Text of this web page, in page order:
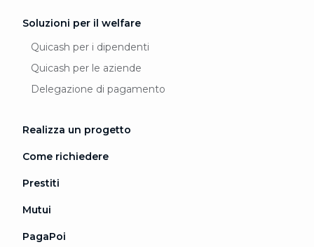
Soluzioni per il welfare
Quicash per i dipendenti
Quicash per le aziende
Delegazione di pagamento
Realizza un progetto
Come richiedere
Prestiti
Mutui
PagaPoi